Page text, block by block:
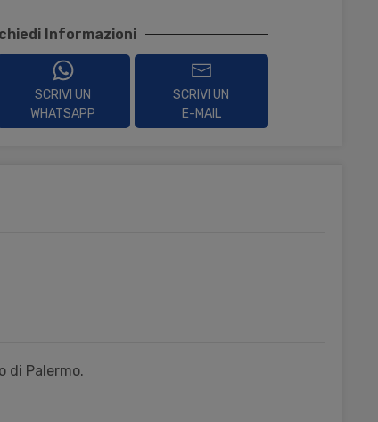
Informazioni
SCRIVI UN
WHATSAPP
SCRIVI UN
E-MAIL
di Palermo.